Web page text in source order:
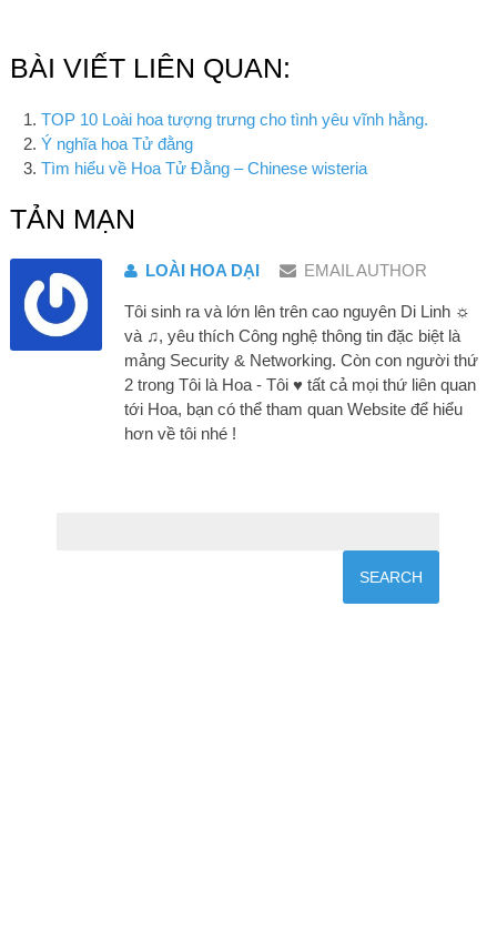
BÀI VIẾT LIÊN QUAN:
TOP 10 Loài hoa tượng trưng cho tình yêu vĩnh hằng.
Ý nghĩa hoa Tử đằng
Tìm hiểu về Hoa Tử Đằng – Chinese wisteria
TẢN MẠN
LOÀI HOA DẠI EMAIL AUTHOR
Tôi sinh ra và lớn lên trên cao nguyên Di Linh ☼
và ♫, yêu thích Công nghệ thông tin đặc biệt là
mảng Security & Networking. Còn con người thứ
2 trong Tôi là Hoa - Tôi ♥ tất cả mọi thứ liên quan
tới Hoa, bạn có thể tham quan Website để hiểu
hơn về tôi nhé !